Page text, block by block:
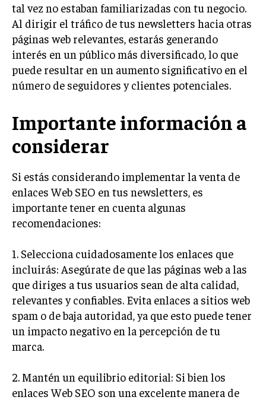
TECNOLOGIA
SOSTENIBILIDAD Y MEDIO AMBIENTE
GESTIÓN DE LA INNOVACIÓN TECNOLÓGICA
TRANSFORMACIÓN DIGITAL
CIBERSEGURIDAD EMPRESARIAL
GESTIÓN DEL RIESGO EMPRESARIAL
NEGOCIACIÓN Y RESOLUCIÓN DE CONFLICTOS
ÉXITO EMPRESARIAL Y CASOS DE ESTUDIO
GOBIERNO CORPORATIVO
NEGOCIOS
ESTRATEGIAS DE NEGOCIOS
FRANQUICIAS
tal vez no estaban familiarizadas con tu negocio.
Al dirigir el tráfico de tus newsletters hacia otras
páginas web relevantes, estarás generando
interés en un público más diversificado, lo que
puede resultar en un aumento significativo en el
número de seguidores y clientes potenciales.
Importante información a
considerar
Si estás considerando implementar la venta de
enlaces Web SEO en tus newsletters, es
importante tener en cuenta algunas
recomendaciones:
1. Selecciona cuidadosamente los enlaces que
incluirás: Asegúrate de que las páginas web a las
que diriges a tus usuarios sean de alta calidad,
relevantes y confiables. Evita enlaces a sitios web
spam o de baja autoridad, ya que esto puede tener
un impacto negativo en la percepción de tu
marca.
2. Mantén un equilibrio editorial: Si bien los
enlaces Web SEO son una excelente manera de